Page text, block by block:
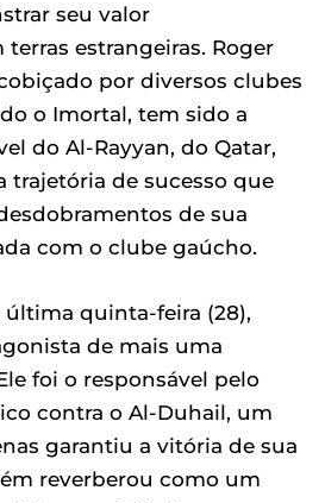
seu valor
estrangeiras. Roger
por diversos clubes
o Imortal, tem sido a
do Al-Rayyan, do Qatar,
trajetória de sucesso que
de sua
com o clube gaúcho.
última quinta-feira (28),
de mais uma
foi o responsável pelo
contra o Al-Duhail, um
garantiu a vitória de sua
reverberou como um